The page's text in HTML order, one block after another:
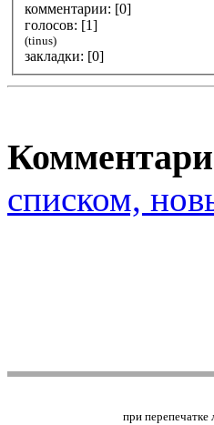
комментарии: [0]
голосов: [1]
(tinus)
закладки: [0]
списком,
при перепечатке